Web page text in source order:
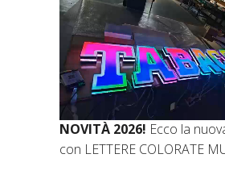
NOVITÀ 2026! Ecco la
con LETTERE COLORATE